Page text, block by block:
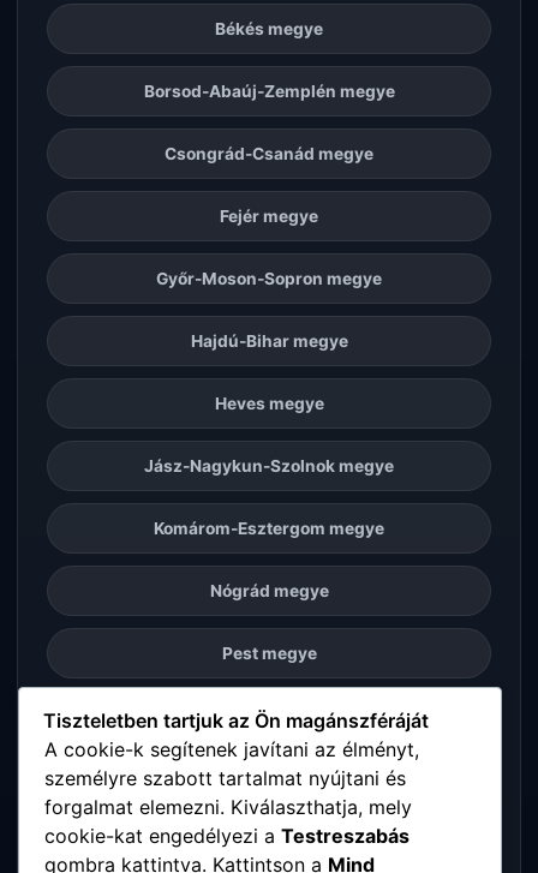
Békés megye
Borsod-Abaúj-Zemplén megye
Csongrád-Csanád megye
Fejér megye
Győr-Moson-Sopron megye
Hajdú-Bihar megye
Heves megye
Jász-Nagykun-Szolnok megye
Komárom-Esztergom megye
Nógrád megye
Pest megye
Somogy megye
Szabolcs-Szatmár-Bereg megye
Tolna megye
Tiszteletben tartjuk az Ön magánszféráját
A cookie-k segítenek javítani az élményt,
személyre szabott tartalmat nyújtani és
forgalmat elemezni. Kiválaszthatja, mely
cookie-kat engedélyezi a Testreszabás
gombra kattintva. Kattintson a Mind